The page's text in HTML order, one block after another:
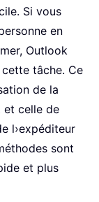
Si vous
en
Outlook
tâche. Ce
de la
et celle de
l›expéditeur
sont
et plus